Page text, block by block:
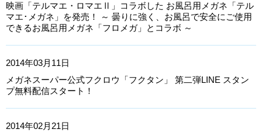
映画「テルマエ・ロマエⅡ」コラボした お風呂用メガネ「テル
マエ･メガネ」を発売！ ～ 曇りに強く、お風呂で安全にご使用
できるお風呂用メガネ「フロメガ」とコラボ ～
2014年03月11日
メガネスーパー公式フクロウ「フクタン」 第二弾LINE スタン
プ無料配信スタート！
2014年02月21日